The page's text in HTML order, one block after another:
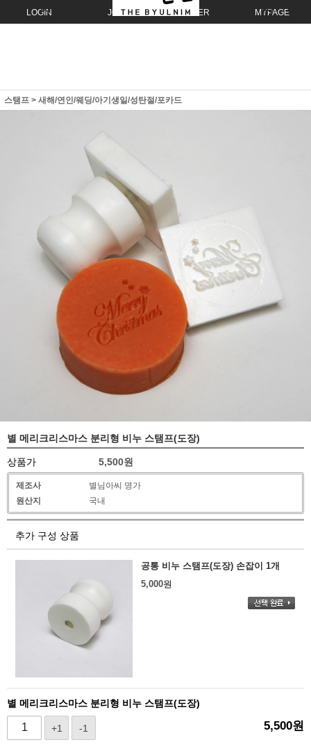
LOGIN JOIN ORDER MYPAGE
스탬프 > 새해/연인/웨딩/아기생일/성탄절/포카드
별 메리크리스마스 분리형 비누 스탬프(도장)
상품가 5,500원
제조사
별님아씨 명가
원산지
국내
추가 구성 상품
공통 비누 스탬프(도장) 손잡이 1개
5,000원
별 메리크리스마스 분리형 비누 스탬프(도장)
+1 -1 5,500원